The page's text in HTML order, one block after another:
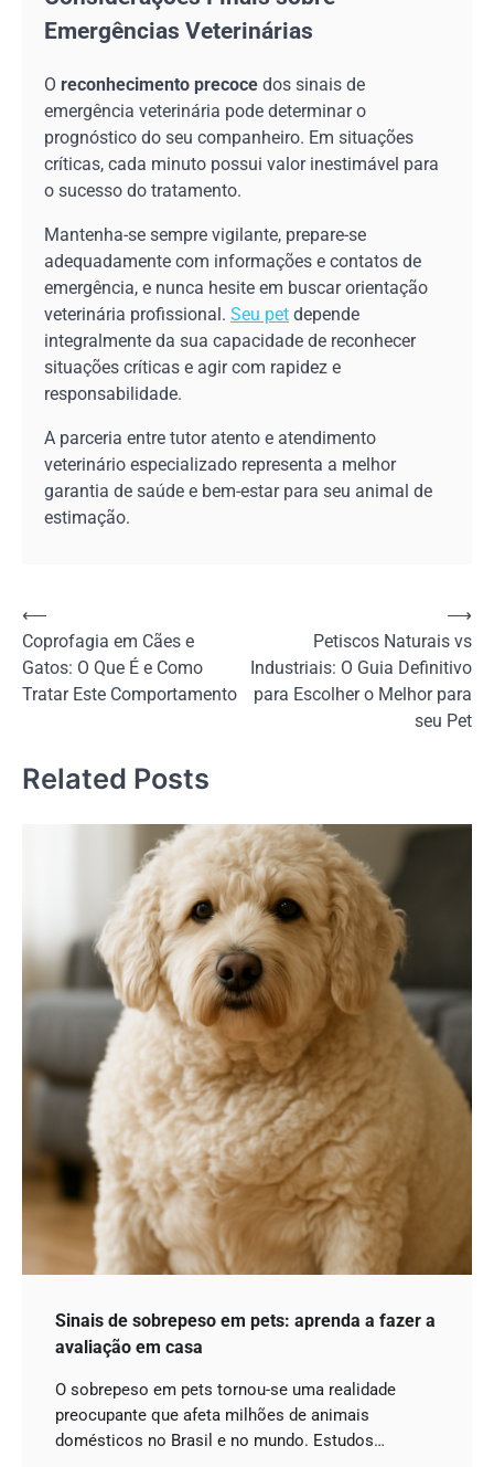
Emergências Veterinárias
O reconhecimento precoce dos sinais de
emergência veterinária pode determinar o
prognóstico do seu companheiro. Em situações
críticas, cada minuto possui valor inestimável para
o sucesso do tratamento.
Mantenha-se sempre vigilante, prepare-se
adequadamente com informações e contatos de
emergência, e nunca hesite em buscar orientação
veterinária profissional. Seu pet depende
integralmente da sua capacidade de reconhecer
situações críticas e agir com rapidez e
responsabilidade.
A parceria entre tutor atento e atendimento
veterinário especializado representa a melhor
garantia de saúde e bem-estar para seu animal de
estimação.
Navegação
de
Post
⟵
Coprofagia em Cães e
Gatos: O Que É e Como
Tratar Este Comportamento
Petiscos Naturais vs
Industriais: O Guia Definitivo
para Escolher o Melhor para
seu Pet
⟶
Related Posts
Sinais de sobrepeso em pets: aprenda a fazer a
avaliação em casa
O sobrepeso em pets tornou-se uma realidade
preocupante que afeta milhões de animais
domésticos no Brasil e no mundo. Estudos…